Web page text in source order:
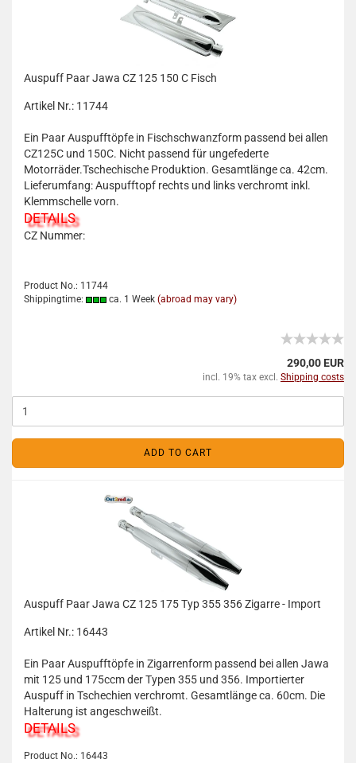
Auspuff Paar Jawa CZ 125 150 C Fisch
Artikel Nr.: 11744
Ein Paar Auspufftöpfe in Fischschwanzform passend bei allen
CZ125C und 150C. Nicht passend für ungefederte
Motorräder.Tschechische Produktion. Gesamtlänge ca. 42cm.
Lieferumfang: Auspufftopf rechts und links verchromt inkl.
Klemmschelle vorn.
DETAILS
CZ Nummer:
Product No.: 11744
Shippingtime:
ca. 1 Week (abroad may vary)
290,00 EUR
incl. 19% tax excl. Shipping costs
ADD TO CART
Auspuff Paar Jawa CZ 125 175 Typ 355 356 Zigarre - Import
Artikel Nr.: 16443
Ein Paar Auspufftöpfe in Zigarrenform passend bei allen Jawa
mit 125 und 175ccm der Typen 355 und 356. Importierter
Auspuff in Tschechien verchromt. Gesamtlänge ca. 60cm. Die
Halterung ist angeschweißt.
DETAILS
Product No.: 16443